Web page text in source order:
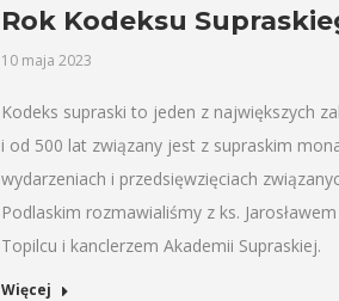
Rok Kodeksu
10 maja 2023
Kodeks supraski to jeden z największych
i od 500 lat związany jest z supraskim
wydarzeniach i przedsięwzięciach
Podlaskim rozmawialiśmy z ks.
Topilcu i kanclerzem Akademii Supraskiej.
Więcej